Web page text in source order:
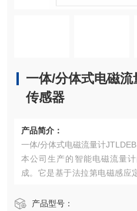
一体/分体式电磁
传感器
产品简介：
一体/分体式电磁流量计
本公司生产的智能电磁流量
成。它是基于法拉第电磁感应
流量的感应式仪表。
产品型号：